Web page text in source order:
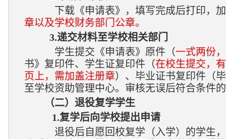
下载《申请表》，填写完成后打印，
章以及学校财务部门公章。
3.递交材料至学校相关部门
学生提交《申请表》原件（一式两份
书》复印件、学生证复印件（在校生提交，
页上，需加盖注册章）、毕业证书复印件（
至学校资助管理中心。审核无误后符合条件
（二）退役复学学生
1.复学后向学校提出申请
退役后自愿回校复学（入学）的学生